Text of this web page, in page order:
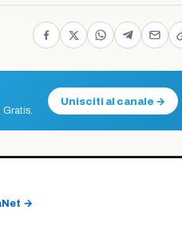
Unisciti al canale →
→